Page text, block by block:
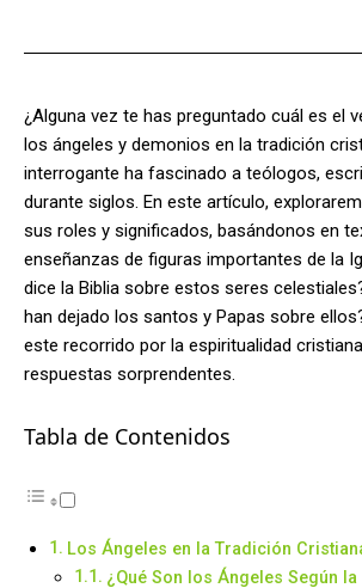
¿Alguna vez te has preguntado cuál es el
los ángeles y demonios en la tradición
interrogante ha fascinado a teólogos,
durante siglos. En este artículo,
sus roles y significados, basándonos en
enseñanzas de figuras importantes de la
dice la Biblia sobre estos seres
han dejado los santos y Papas sobre
este recorrido por la espiritualidad
respuestas sorprendentes.
Tabla de Contenidos
Los Ángeles en la Tradición
¿Qué Son los Ángeles Según la